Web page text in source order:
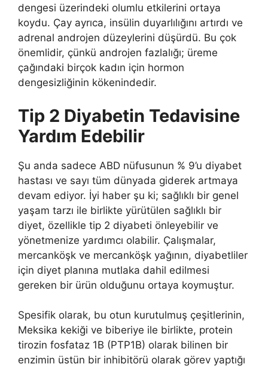
dengesi üzerindeki olumlu etkilerini ortaya
koydu. Çay ayrıca, insülin duyarlılığını artırdı ve
adrenal androjen düzeylerini düşürdü. Bu çok
önemlidir, çünkü androjen fazlalığı; üreme
çağındaki birçok kadın için hormon
dengesizliğinin kökenindedir.
Tip 2 Diyabetin Tedavisine
Yardım Edebilir
Şu anda sadece ABD nüfusunun % 9’u diyabet
hastası ve sayı tüm dünyada giderek artmaya
devam ediyor. İyi haber şu ki; sağlıklı bir genel
yaşam tarzı ile birlikte yürütülen sağlıklı bir
diyet, özellikle tip 2 diyabeti önleyebilir ve
yönetmenize yardımcı olabilir. Çalışmalar,
mercanköşk ve mercanköşk yağının, diyabetliler
için diyet planına mutlaka dahil edilmesi
gereken bir ürün olduğunu ortaya koymuştur.
Spesifik olarak, bu otun kurutulmuş çeşitlerinin,
Meksika kekiği ve biberiye ile birlikte, protein
tirozin fosfataz 1B (PTP1B) olarak bilinen bir
enzimin üstün bir inhibitörü olarak görev yaptığı